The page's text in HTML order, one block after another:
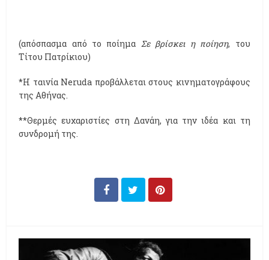
(απόσπασμα από το ποίημα Σε βρίσκει η ποίηση, του
Τίτου Πατρίκιου)
*Η ταινία Neruda προβάλλεται στους κινηματογράφους
της Αθήνας.
**Θερμές ευχαριστίες στη Δανάη, για την ιδέα και τη
συνδρομή της.